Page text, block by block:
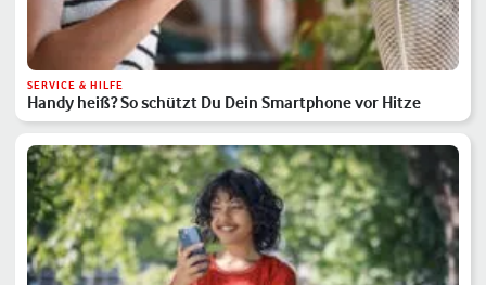
SERVICE & HILFE
Handy heiß? So schützt Du Dein Smartphone vor Hitze